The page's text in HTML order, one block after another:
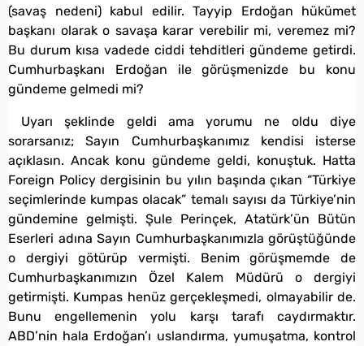
(savaş nedeni) kabul edilir. Tayyip Erdoğan hükümet
başkanı olarak o savaşa karar verebilir mi, veremez mi?
Bu durum kısa vadede ciddi tehditleri gündeme getirdi.
Cumhurbaşkanı Erdoğan ile görüşmenizde bu konu
gündeme gelmedi mi?
Uyarı şeklinde geldi ama yorumu ne oldu diye
sorarsanız; Sayın Cumhurbaşkanımız kendisi isterse
açıklasın. Ancak konu gündeme geldi, konuştuk. Hatta
Foreign Policy dergisinin bu yılın başında çıkan “Türkiye
seçimlerinde kumpas olacak” temalı sayısı da Türkiye’nin
gündemine gelmişti. Şule Perinçek, Atatürk’ün Bütün
Eserleri adına Sayın Cumhurbaşkanımızla görüştüğünde
o dergiyi götürüp vermişti. Benim görüşmemde de
Cumhurbaşkanımızın Özel Kalem Müdürü o dergiyi
getirmişti. Kumpas henüz gerçekleşmedi, olmayabilir de.
Bunu engellemenin yolu karşı tarafı caydırmaktır.
ABD’nin hala Erdoğan’ı uslandırma, yumuşatma, kontrol